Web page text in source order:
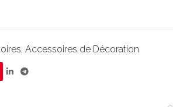
, Accessoires de Décoration